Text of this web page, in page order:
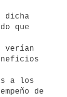
que
verían
a los
de